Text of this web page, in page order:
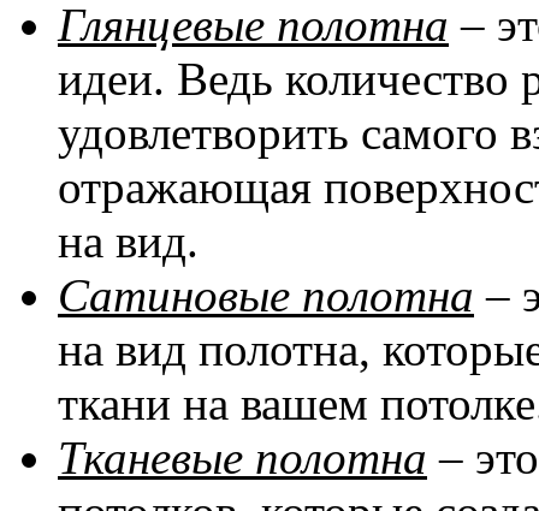
Глянцевые полотна –
идеи. Ведь количество
удовлетворить самого
отражающая
на вид.
Сатиновые полотна –
на вид полотна,
ткани на вашем
Тканевые полотна –